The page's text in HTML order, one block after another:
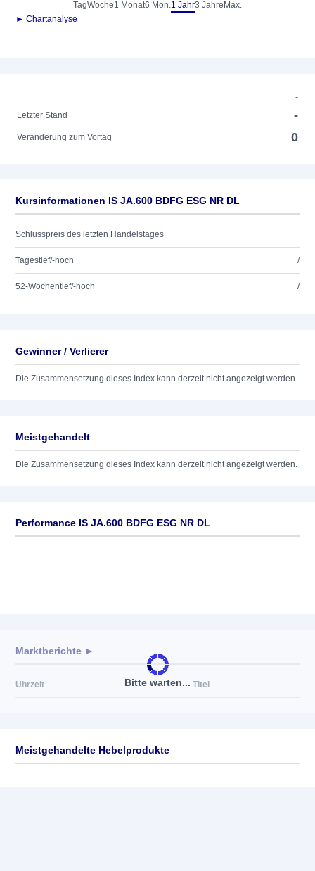
TagWoche1 Monat6 Mon.1 Jahr3 Jahre Max.
► Chartanalyse
-
Letzter Stand
-
Veränderung zum Vortag 0
Kursinformationen IS JA.600 BDFG ESG NR DL
Schlusspreis des letzten Handelstages
Tagestief/-hoch /
52-Wochentief/-hoch /
Gewinner / Verlierer
Die Zusammensetzung dieses Index kann derzeit nicht angezeigt werden.
Meistgehandelt
Die Zusammensetzung dieses Index kann derzeit nicht angezeigt werden.
Performance IS JA.600 BDFG ESG NR DL
Bitte warten...
Marktberichte ►
Uhrzeit Titel
Meistgehandelte Hebelprodukte